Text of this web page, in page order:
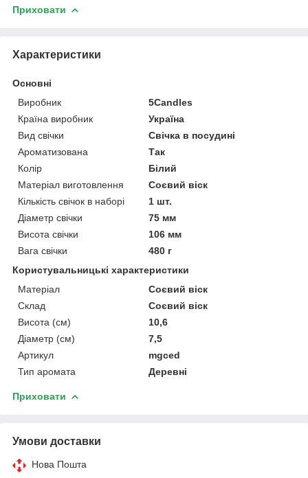
Приховати
Характеристики
Основні
Виробник
5Candles
Країна виробник
Україна
Вид свічки
Свічка в посудині
Ароматизована
Так
Колір
Білий
Матеріал виготовлення
Соєвий віск
Кількість свічок в наборі
1 шт.
Діаметр свічки
75 мм
Висота свічки
106 мм
Вага свічки
480 г
Користувальницькі характеристики
Матеріал
Соєвий віск
Склад
Соєвий віск
Висота (см)
10,6
Діаметр (см)
7,5
Артикул
mgced
Тип аромата
Деревні
Приховати
Умови доставки
Нова Пошта